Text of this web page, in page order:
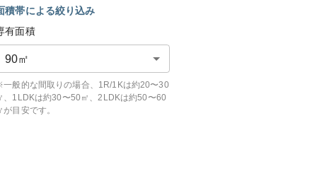
積帯による絞り込み
有面積
90㎡
般的な間取りの場合、1R/1Kは約20〜30
、1LDKは約30〜50㎡、2LDKは約50〜60
が目安です。